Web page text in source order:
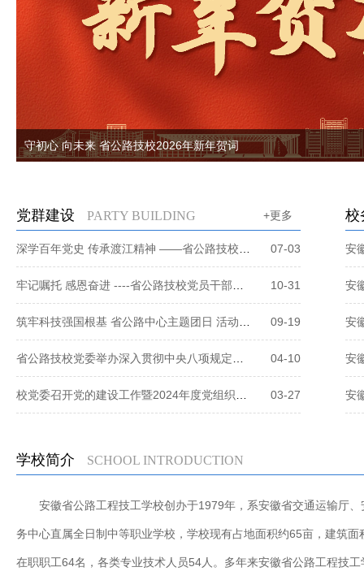
next
守初心 向未来 省公路技校2026年新年贺词
党群建设 PARTY BUILDING +更多
07-03
10-31
09-19
04-10
03-27
校
安
学校简介 SCHOOL INTRODUCTION
安徽省公路工程技工学校创办于1979年，系安徽省交通运输厅
务中心直属全日制中等职业学校，学校现有占地面积约65亩，建筑面
在职职工64名，各类专业技术人员54人。多年来安徽省公路工程技工